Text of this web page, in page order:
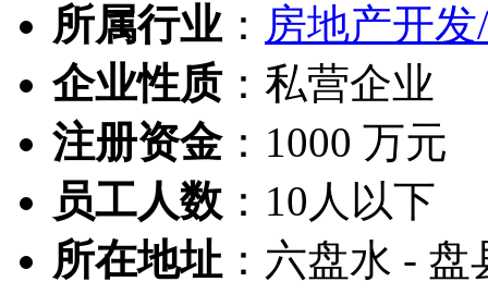
所属行业： 房地产开
企业性质： 私营企业
注册资金： 1000 万元
员工人数 ： 10人以下
所在地址 ： 六盘水 - 盘